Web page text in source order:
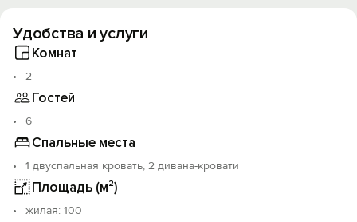
Удобства и услуги
Комнат
2
Гостей
6
Спальные места
1 двуспальная кровать, 2 дивана-кровати
Площадь (м²)
жилая: 100